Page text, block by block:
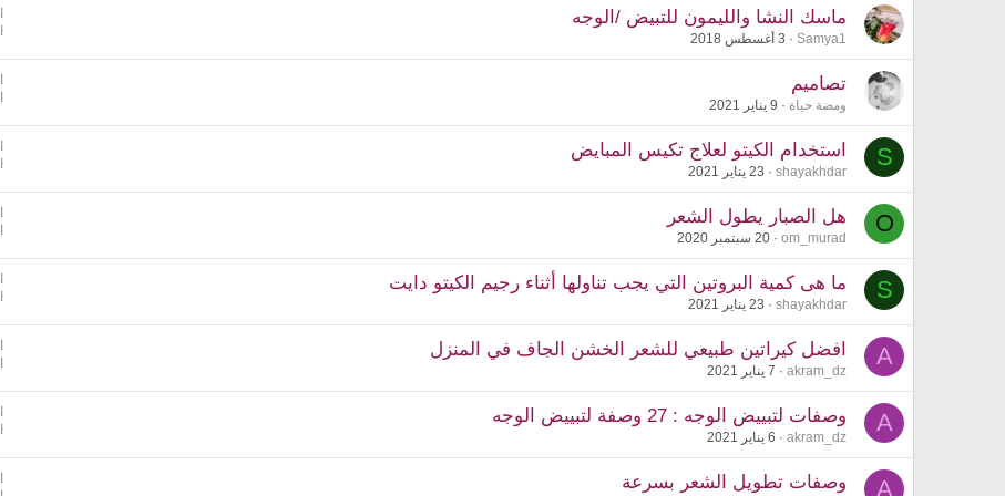
ماسك النشا والليمون للتبيض /الوجه
Samya1 3 أغسطس 2018
تصاميم
ومضة حياة 9 يناير 2021
S استخدام الكيتو لعلاج تكيس المبايض
shayakhdar 23 يناير 2021
O هل الصبار يطول الشعر
om_murad 20 سبتمبر 2020
S ما هى كمية البروتين التي يجب تناولها أثناء رجيم الكيتو دايت
shayakhdar 23 يناير 2021
A افضل كيراتين طبيعي للشعر الخشن الجاف في المنزل
akram_dz 7 يناير 2021
A وصفات لتبييض الوجه : 27 وصفة لتبييض الوجه
akram_dz 6 يناير 2021
A وصفات تطويل الشعر بسرعة